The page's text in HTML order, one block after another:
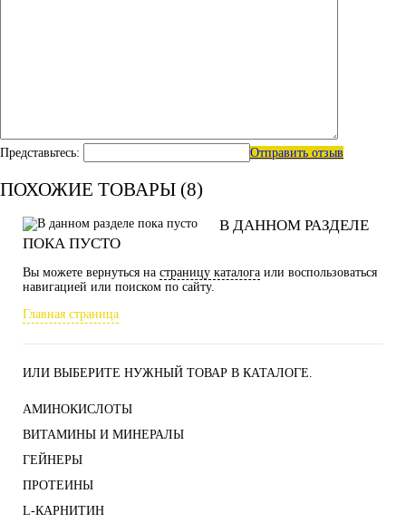
Представьтесь: Отправить отзыв
ПОХОЖИЕ ТОВАРЫ (8)
В ДАННОМ РАЗДЕЛЕ
ПОКА ПУСТО
Вы можете вернуться на страницу каталога или воспользоваться
навигацией или поиском по сайту.
Главная страница
ИЛИ ВЫБЕРИТЕ НУЖНЫЙ ТОВАР В КАТАЛОГЕ.
АМИНОКИСЛОТЫ
ВИТАМИНЫ И МИНЕРАЛЫ
ГЕЙНЕРЫ
ПРОТЕИНЫ
L-КАРНИТИН